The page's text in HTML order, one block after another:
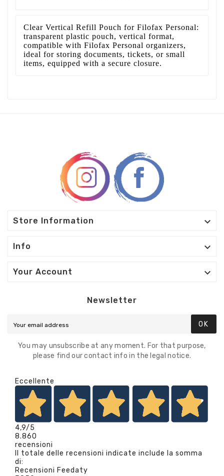
Clear Vertical Refill Pouch for Filofax Personal:
transparent plastic pouch, vertical format,
compatible with Filofax Personal organizers,
ideal for storing documents, tickets, or small
items, equipped with a secure closure.
Store Information 
Info 
Your Account 
Newsletter
OK
You may unsubscribe at any moment. For that purpose,
please find our contact info in the legal notice.
Eccellente
4,9/5
8.860
recensioni
Il totale delle recensioni indicate include la somma
di:
Recensioni Feedaty